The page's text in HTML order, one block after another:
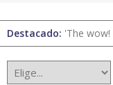
Destacado: 'The